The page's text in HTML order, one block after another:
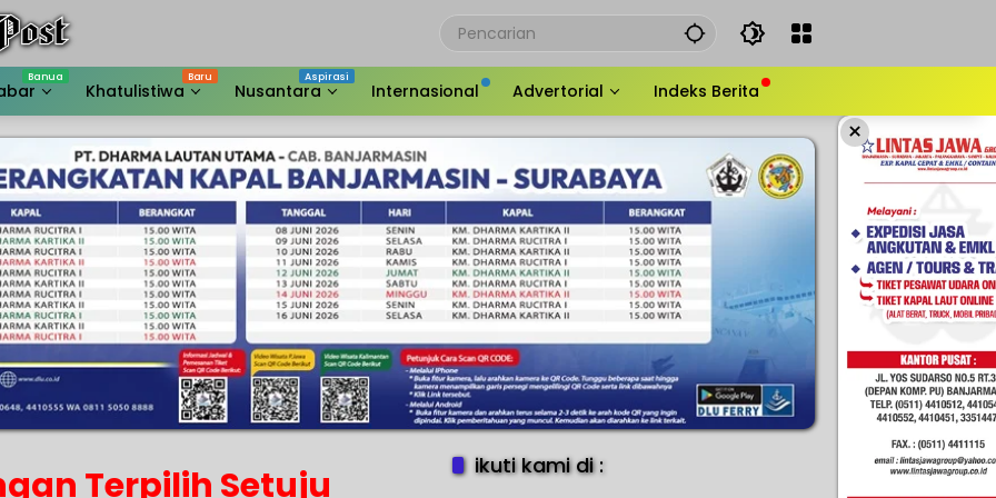
Khatulistiwa Nusantara Internasional Advertorial Indeks Berita
×
Terpilih Setuju
ikuti kami di :